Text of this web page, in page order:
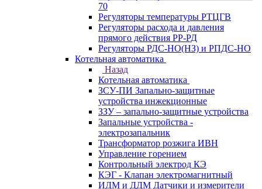
70
Регуляторы температуры РТЦГВ
Регуляторы расхода и давления
прямого действия РР-РД
Регуляторы РДС-НО(НЗ) и РПДС-НО
Котельная автоматика
Назад
Котельная автоматика
ЗСУ-ПИ Запально-защитные
устройства инжекционные
ЗЗУ – запально-защитные устройства
Запальные устройства -
электрозапальник
Трансформатор розжига ИВН
Управление горением
Контрольный электрод КЭ
КЭГ - Клапан электромагнитный
ИДМ и ДДМ Датчики и измерители